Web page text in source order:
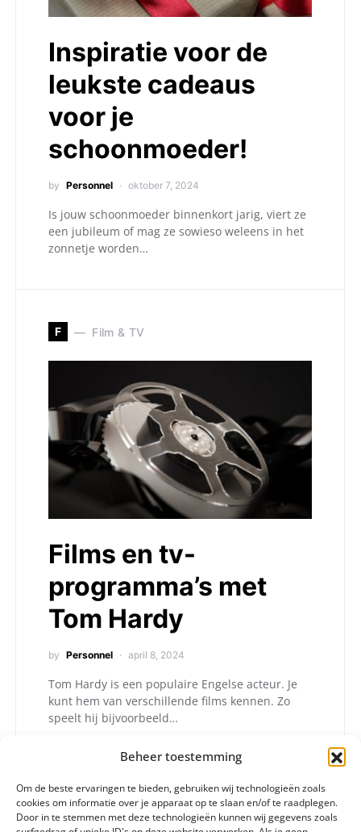
Beheer toestemming
Om de beste ervaringen te bieden, gebruiken wij technologieën zoals
cookies om informatie over je apparaat op te slaan en/of te raadplegen.
Door in te stemmen met deze technologieën kunnen wij gegevens zoals
Inspiratie voor de
leukste cadeaus
voor je
schoonmoeder!
by Personnel oktober 7, 2024
Is jouw schoonmoeder binnenkort jarig, viert ze
een jubileum of mag ze sowieso weleens in het
zonnetje worden…
F Film & TV
Films en tv-
programma’s met
Tom Hardy
by Personnel april 8, 2024
Tom Hardy is een populaire Engelse acteur. Je
kunt hem van verschillende films kennen. Zo
speelt hij bijvoorbeeld…